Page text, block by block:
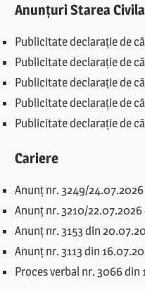
Anunțuri Starea Civila
Publicitate declarație de
Publicitate declarație de
Publicitate declarație de
Publicitate declarație de
Publicitate declarație de
Cariere
Anunț nr. 3249/24.07.2026
Anunț nr. 3210/22.07.2026
Anunț nr. 3153 din
Anunț nr. 3113 din
Proces verbal nr. 3066 din